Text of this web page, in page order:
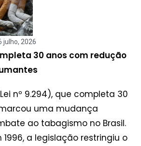
julho, 2026
30 anos com redução
nº 9.294), que completa 30
uma mudança
ao tabagismo no Brasil.
a legislação restringiu o